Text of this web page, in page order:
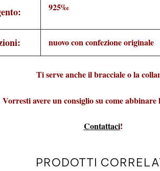
925‰
nuovo con confezione originale
Ti serve anche il bracciale o la
Vorresti avere un consiglio su come
Contattaci!
PRODOTTI